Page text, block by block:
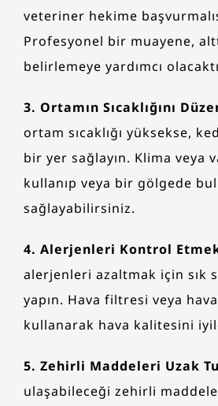
veteriner hekime
Profesyonel bir muayene,
belirlemeye yardımcı
3. Ortamın Sıcaklığını
ortam sıcaklığı yüksekse,
bir yer sağlayın. Klima veya
kullanıp veya bir gölgede
sağlayabilirsiniz.
4. Alerjenleri Kontrol
alerjenleri azaltmak için sık
yapın. Hava filtresi veya
kullanarak hava kalitesini
5. Zehirli Maddeleri Uzak
ulaşabileceği zehirli